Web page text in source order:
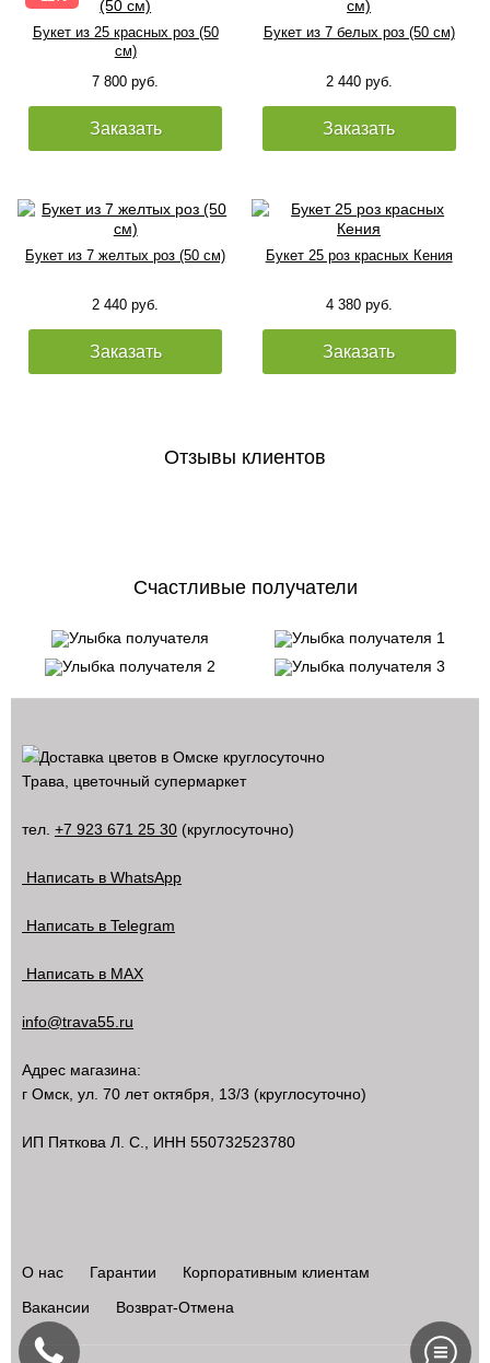
Букет из 25 красных роз (50
см)
7 800 руб.
Заказать
Букет из 7 белых роз (50 см)
2 440 руб.
Заказать
Букет из 7 желтых роз (50 см)
2 440 руб.
Заказать
Букет 25 роз красных Кения
4 380 руб.
Заказать
Отзывы клиентов
Счастливые получатели
Трава, цветочный супермаркет
тел. +7 923 671 25 30 (круглосуточно)
Написать в WhatsApp
Написать в Telegram
Написать в MAX
info@trava55.ru
Адрес магазина:
г Омск ул. 70 лет октября, 13/3 (круглосуточно)
ИП Пяткова Л. С., ИНН 550732523780
О нас Гарантии
Корпоративным клиентам
Вакансии
Возврат-Отмена